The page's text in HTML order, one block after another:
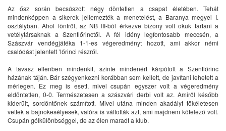
Az ősz során becsúszott négy döntetlen a csapat életében. Tehát
mindenképpen a sikerek jellemezték a menetelést, a Baranya megyei I.
osztályban. Ahol föntről, az NB III-ból érkezve bizony volt okuk tartani a
vetélytársaknak a Szentlőrinctől. A fél idény legfontosabb meccsén, a
Szászvár vendégjátéka 1-1-es végeredményt hozott, ami akkor némi
csalódást jelentett ’lőrinci részről.
A tavasz ellenben mindenkit, szinte mindenért kárpótolt a Szentlőrinc
házának táján. Bár szégyenkezni korábban sem kellett, de javítani lehetett a
mérlegen. Ez meg is esett, mivel csupán egyszer volt a végeredmény
eldöntetlen, 0-0. Természetesen a szászvári derbi volt az. Amiről később
kiderült, sordöntőnek számított. Mivel utána minden akadályt tökéletesen
vettek a bajnokesélyesek, valóra is váltották azt, ami majdnem kötelező volt.
Csupán gólkülönbséggel, de az élen maradt a klub.